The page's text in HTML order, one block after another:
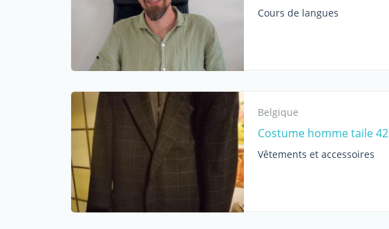
Cours de langues
Belgique
Costume homme taile 42
Vêtements et accessoires